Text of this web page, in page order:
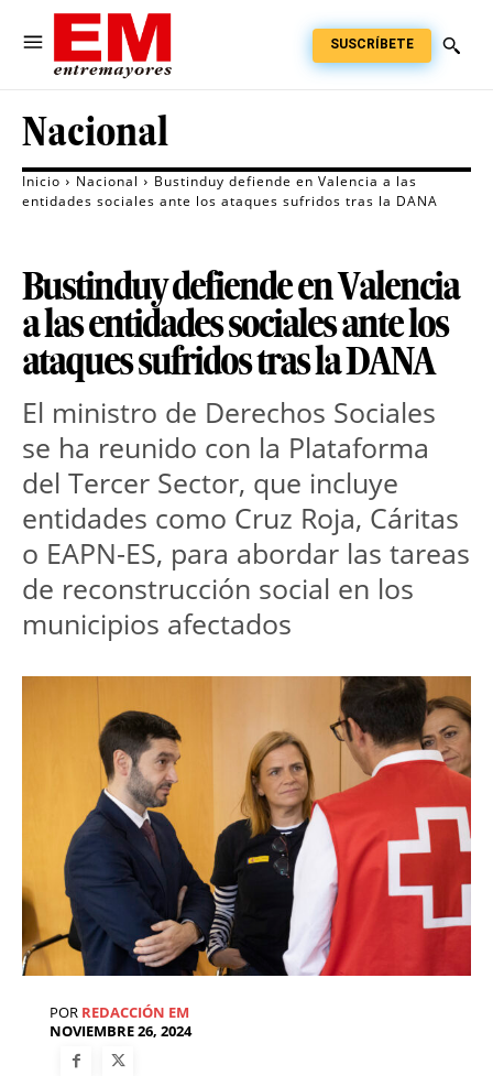
SUSCRÍBETE
Nacional
Inicio Nacional
Bustinduy defiende en Valencia a las
entidades sociales ante los ataques sufridos tras la DANA
Bustinduy defiende en Valencia
a las entidades sociales ante los
ataques sufridos tras la DANA
El ministro de Derechos Sociales
se ha reunido con la Plataforma
del Tercer Sector, que incluye
entidades como Cruz Roja, Cáritas
o EAPN-ES, para abordar las tareas
de reconstrucción social en los
municipios afectados
POR REDACCIÓN EM
NOVIEMBRE 26, 2024